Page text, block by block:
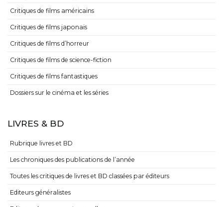
Critiques de films américains
Critiques de films japonais
Critiques de films d’horreur
Critiques de films de science-fiction
Critiques de films fantastiques
Dossiers sur le cinéma et les séries
LIVRES & BD
Rubrique livres et BD
Les chroniques des publications de l’année
Toutes les critiques de livres et BD classées par éditeurs
Editeurs généralistes